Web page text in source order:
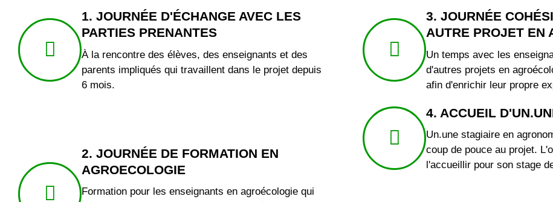
1. JOURNÉE D'ÉCHANGE AVEC LES
PARTIES PRENANTES
À la rencontre des élèves, des enseignants et des
parents impliqués qui travaillent dans le projet depuis
6 mois.
2. JOURNÉE DE FORMATION EN
AGROECOLOGIE
Formation pour les enseignants en agroécologie qui
3. JOURNÉE
AUTRE PROJET EN
Un temps avec les
d'autres projets en
afin d'enrichir leur propre
4. ACCUEIL
Un.une stagiaire en
coup de pouce au projet.
l'accueillir pour son stage